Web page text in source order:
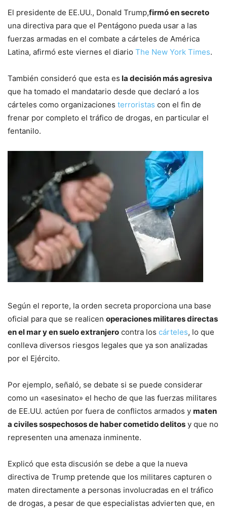
El presidente de EE.UU., Donald Trump,firmó en secreto
una directiva para que el Pentágono pueda usar a las
fuerzas armadas en el combate a cárteles de América
Latina, afirmó este viernes el diario The New York Times.
También consideró que esta es la decisión más agresiva
que ha tomado el mandatario desde que declaró a los
cárteles como organizaciones terroristas con el fin de
frenar por completo el tráfico de drogas, en particular el
fentanilo.
Según el reporte, la orden secreta proporciona una base
oficial para que se realicen operaciones militares directas
en el mar y en suelo extranjero contra los cárteles, lo que
conlleva diversos riesgos legales que ya son analizadas
por el Ejército.
Por ejemplo, señaló, se debate si se puede considerar
como un «asesinato» el hecho de que las fuerzas militares
de EE.UU. actúen por fuera de conflictos armados y maten
a civiles sospechosos de haber cometido delitos y que no
representen una amenaza inminente.
Explicó que esta discusión se debe a que la nueva
directiva de Trump pretende que los militares capturen o
maten directamente a personas involucradas en el tráfico
de drogas, a pesar de que especialistas advierten que, en